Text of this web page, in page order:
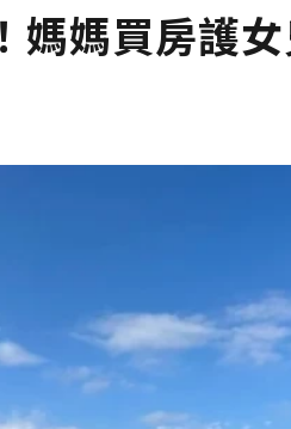
媽媽買房護